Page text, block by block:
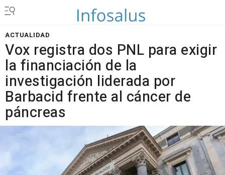
ACTUALIDAD
Vox registra dos PNL para exigir
la financiación de la
investigación liderada por
Barbacid frente al cáncer de
páncreas